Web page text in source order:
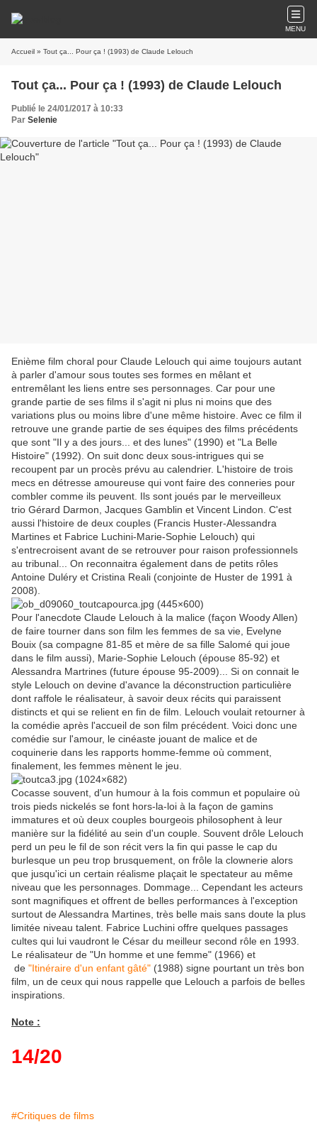
MENU
Accueil » Tout ça... Pour ça ! (1993) de Claude Lelouch
Tout ça... Pour ça ! (1993) de Claude Lelouch
Publié le 24/01/2017 à 10:33
Par Selenie
Enième film choral pour Claude Lelouch qui aime toujours autant
à parler d'amour sous toutes ses formes en mêlant et
entremêlant les liens entre ses personnages. Car pour une
grande partie de ses films il s'agit ni plus ni moins que des
variations plus ou moins libre d'une même histoire. Avec ce film il
retrouve une grande partie de ses équipes des films précédents
que sont "Il y a des jours... et des lunes" (1990) et "La Belle
Histoire" (1992). On suit donc deux sous-intrigues qui se
recoupent par un procès prévu au calendrier. L'histoire de trois
mecs en détresse amoureuse qui vont faire des conneries pour
combler comme ils peuvent. Ils sont joués par le merveilleux
trio Gérard Darmon, Jacques Gamblin et Vincent Lindon. C'est
aussi l'histoire de deux couples (Francis Huster-Alessandra
Martines et Fabrice Luchini-Marie-Sophie Lelouch) qui
s'entrecroisent avant de se retrouver pour raison professionnels
au tribunal... On reconnaitra également dans de petits rôles
Antoine Duléry et Cristina Reali (conjointe de Huster de 1991 à
2008).
Pour l'anecdote Claude Lelouch à la malice (façon Woody Allen)
de faire tourner dans son film les femmes de sa vie, Evelyne
Bouix (sa compagne 81-85 et mère de sa fille Salomé qui joue
dans le film aussi), Marie-Sophie Lelouch (épouse 85-92) et
Alessandra Martrines (future épouse 95-2009)... Si on connait le
style Lelouch on devine d'avance la déconstruction particulière
dont raffole le réalisateur, à savoir deux récits qui paraissent
distincts et qui se relient en fin de film. Lelouch voulait retourner à
la comédie après l'accueil de son film précédent. Voici donc une
comédie sur l'amour, le cinéaste jouant de malice et de
coquinerie dans les rapports homme-femme où comment,
finalement, les femmes mènent le jeu.
Cocasse souvent, d'un humour à la fois commun et populaire où
trois pieds nickelés se font hors-la-loi à la façon de gamins
immatures et où deux couples bourgeois philosophent à leur
manière sur la fidélité au sein d'un couple. Souvent drôle Lelouch
perd un peu le fil de son récit vers la fin qui passe le cap du
burlesque un peu trop brusquement, on frôle la clownerie alors
que jusqu'ici un certain réalisme plaçait le spectateur au même
niveau que les personnages. Dommage... Cependant les acteurs
sont magnifiques et offrent de belles performances à l'exception
surtout de Alessandra Martines, très belle mais sans doute la plus
limitée niveau talent. Fabrice Luchini offre quelques passages
cultes qui lui vaudront le César du meilleur second rôle en 1993.
Le réalisateur de "Un homme et une femme" (1966) et
de "Itinéraire d'un enfant gâté" (1988) signe pourtant un très bon
film, un de ceux qui nous rappelle que Lelouch a parfois de belles
inspirations.
Note :
14/20
#Critiques de films